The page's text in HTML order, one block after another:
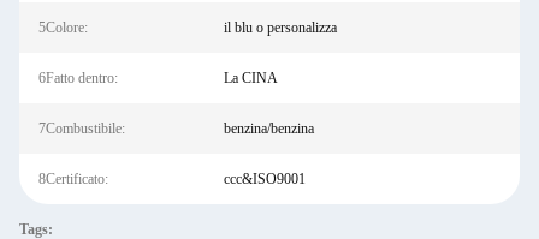
5Colore: il blu o personalizza
6Fatto dentro: La CINA
7Combustibile: benzina/benzina
8Certificato: ccc&ISO9001
Tags: